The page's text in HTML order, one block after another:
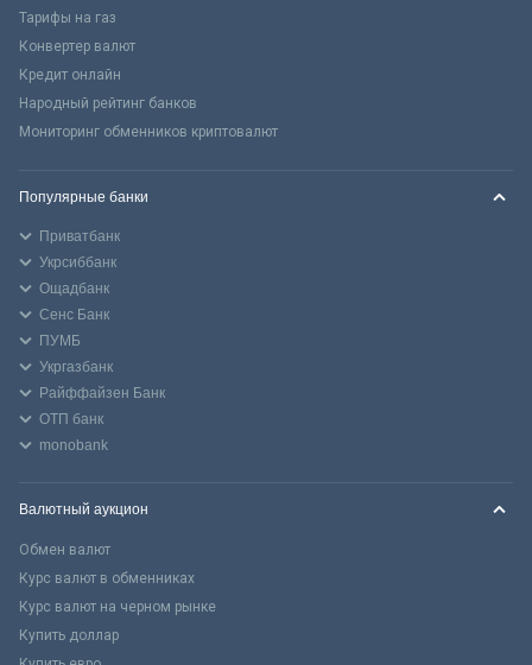
Тарифы на газ
Конвертер валют
Кредит онлайн
Народный рейтинг банков
Мониторинг обменников криптовалют
Популярные банки
Приватбанк
Укрсиббанк
Ощадбанк
Сенс Банк
ПУМБ
Укргазбанк
Райффайзен Банк
ОТП банк
monobank
Валютный аукцион
Обмен валют
Курс валют в обменниках
Курс валют на черном рынке
Купить доллар